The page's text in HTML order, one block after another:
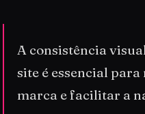
A consistência
site é essencial
marca e facilitar a